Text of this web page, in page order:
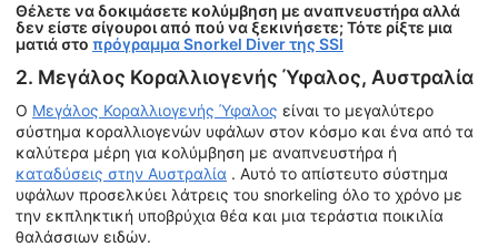
Θέλετε να δοκιμάσετε κολύμβηση με αναπνευστήρα αλλά
δεν είστε σίγουροι από πού να ξεκινήσετε; Τότε ρίξτε μια
ματιά στο πρόγραμμα Snorkel Diver της SSI
2. Μεγάλος Κοραλλιογενής Ύφαλος, Αυστραλία
Ο Μεγάλος Κοραλλιογενής Ύφαλος είναι το μεγαλύτερο
σύστημα κοραλλιογενών υφάλων στον κόσμο και ένα από τα
καλύτερα μέρη για κολύμβηση με αναπνευστήρα ή
καταδύσεις στην Αυστραλία . Αυτό το απίστευτο σύστημα
υφάλων προσελκύει λάτρεις του snorkeling όλο το χρόνο με
την εκπληκτική υποβρύχια θέα και μια τεράστια ποικιλία
θαλάσσιων ειδών.